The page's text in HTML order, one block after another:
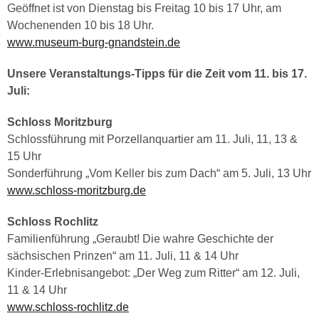
Geöffnet ist von Dienstag bis Freitag 10 bis 17 Uhr, am
Wochenenden 10 bis 18 Uhr.
www.museum-burg-gnandstein.de
Unsere Veranstaltungs-Tipps für die Zeit vom 11. bis 17.
Juli:
Schloss Moritzburg
Schlossführung mit Porzellanquartier am 11. Juli, 11, 13 &
15 Uhr
Sonderführung „Vom Keller bis zum Dach“ am 5. Juli, 13 Uhr
www.schloss-moritzburg.de
Schloss Rochlitz
Familienführung „Geraubt! Die wahre Geschichte der
sächsischen Prinzen“ am 11. Juli, 11 & 14 Uhr
Kinder-Erlebnisangebot: „Der Weg zum Ritter“ am 12. Juli,
11 & 14 Uhr
www.schloss-rochlitz.de